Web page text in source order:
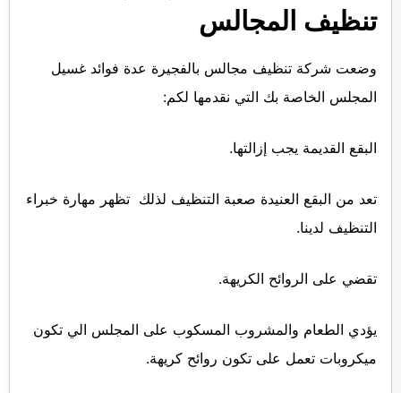
تنظيف المجالس
وضعت شركة تنظيف مجالس بالفجيرة عدة فوائد غسيل
المجلس الخاصة بك التي نقدمها لكم:
البقع القديمة يجب إزالتها.
تعد من البقع العنيدة صعبة التنظيف لذلك تظهر مهارة خبراء
التنظيف لدينا.
تقضي على الروائح الكريهة.
يؤدي الطعام والمشروب المسكوب على المجلس الي تكون
ميكروبات تعمل على تكون روائح كريهة.